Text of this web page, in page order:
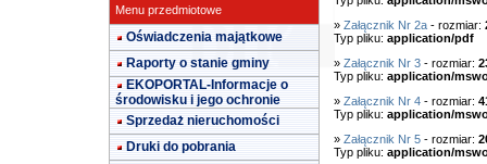
Menu przedmiotowe
Oświadczenia majątkowe
Raporty o stanie gminy
EKOPORTAL-Informacje o
środowisku i jego ochronie
Sprzedaż nieruchomości
Druki do pobrania
» Załącznik Nr 2a- rozmiar:
Typ pliku: application/pdf
» Załącznik Nr 3- rozmiar:
Typ pliku: application/
» Załącznik Nr 4- rozmiar:
Typ pliku: application/
» Załącznik Nr 5- rozmiar:
Typ pliku: application/